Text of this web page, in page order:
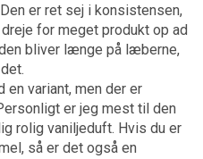
er ret sej i konsistensen,
for meget produkt op ad
bliver længe på læberne,
variant, men der er
er jeg mest til den
rolig vaniljeduft. Hvis du er
så er det også en